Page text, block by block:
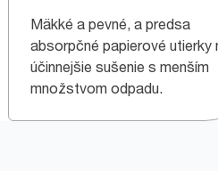
Mäkké a pevné, a predsa
absorpčné papierové utierky
účinnejšie sušenie s menším
množstvom odpadu.